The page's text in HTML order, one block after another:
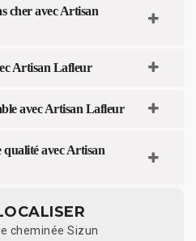
cher avec Artisan
Artisan Lafleur
avec Artisan Lafleur
qualité avec Artisan
cheminée Sizun